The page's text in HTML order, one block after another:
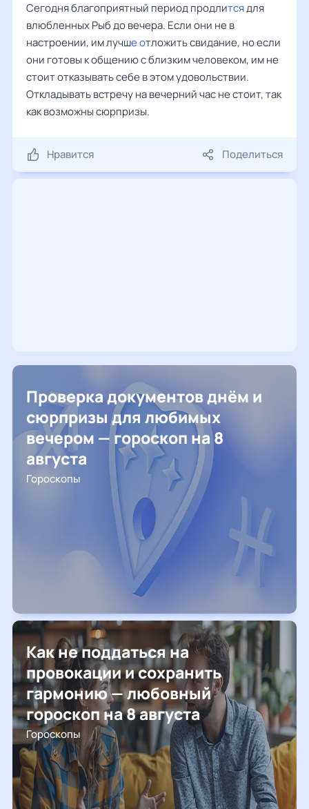
Сегодня благоприятный период продлитсядля
влюбленных Рыб до вечера. Если они не в
настроении, им лучше отложить свидание, но если
они готовы к общению с близким человеком, им не
стоит отказывать себе в этом удовольствии.
Откладывать встречу на вечерний час не стоит, так
как возможны сюрпризы.
Нравится Поделиться
Проверка документов днём и
сюрпризы для любимых
вечером — гороскоп на 8
августа
Гороскопы
Как не поддаться на
провокации и сохранить
гармонию — любовный
гороскоп на 8 августа
Гороскопы